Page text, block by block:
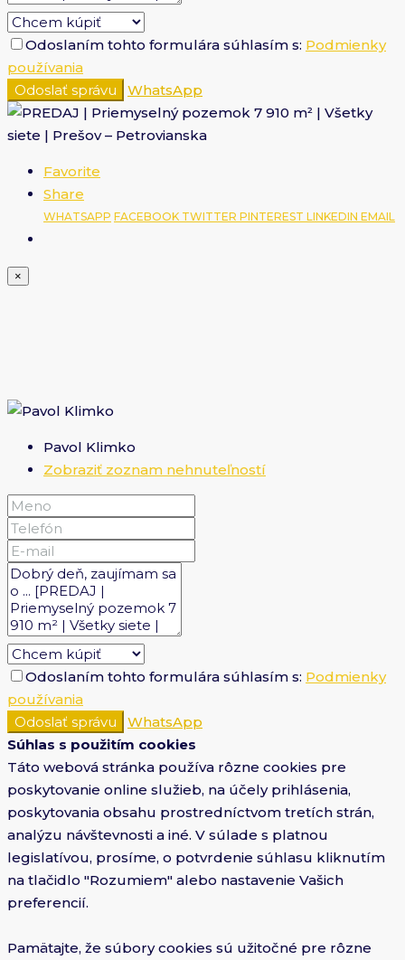
Odoslaním tohto formulára súhlasím s: Podmienky
používania
Odoslať správu
WhatsApp
Favorite
Share
WHATSAPP FACEBOOK TWITTER PINTEREST LINKEDIN EMAIL
×
Pavol Klimko
Zobraziť zoznam nehnuteľností
Odoslaním tohto formulára súhlasím s: Podmienky
používania
Odoslať správu
WhatsApp
Súhlas s použitím cookies
Táto webová stránka používa rôzne cookies pre
poskytovanie online služieb, na účely prihlásenia,
poskytovania obsahu prostredníctvom tretích strán,
analýzu návštevnosti a iné. V súlade s platnou
legislatívou, prosíme, o potvrdenie súhlasu kliknutím
na tlačidlo "Rozumiem" alebo nastavenie Vašich
preferencií.
Pamätajte, že súbory cookies sú užitočné pre rôzne